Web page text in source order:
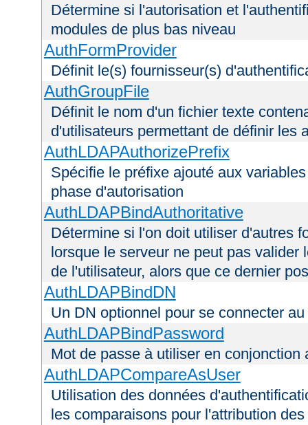
Détermine si l'autorisation et
modules de plus bas niveau
AuthFormProvider
Définit le(s) fournisseur(s)
AuthGroupFile
Définit le nom d'un fichier texte
d'utilisateurs permettant de définir les
AuthLDAPAuthorizePrefix
Spécifie le préfixe ajouté aux
phase d'autorisation
AuthLDAPBindAuthoritative
Détermine si l'on doit utiliser d'autres
lorsque le serveur ne peut pas valider
de l'utilisateur, alors que ce dernier
AuthLDAPBindDN
Un DN optionnel pour se connecter
AuthLDAPBindPassword
Mot de passe à utiliser en
AuthLDAPCompareAsUser
Utilisation des données
les comparaisons pour l'attribution